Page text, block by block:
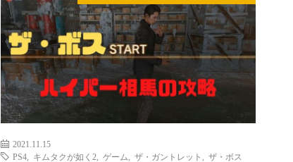
2021.11.15
PS4
キムタクが如く2 ,ゲーム ,ザ・ガントレット ,ザ・ボス